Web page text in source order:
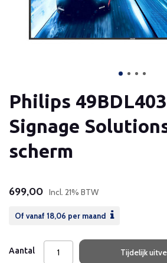
Philips
Signage
scherm
699,00 Incl. 21% BTW
Of vanaf 18,06 per maand
Aantal Tijdelijk